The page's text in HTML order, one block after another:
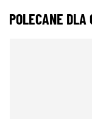
POLECANE DLA